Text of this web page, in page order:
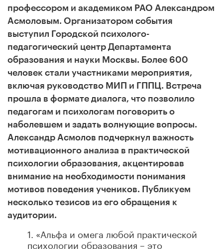
профессором и академиком РАО Александром
Асмоловым. Организатором события
выступил Городской психолого-
педагогический центр Департамента
образования и науки Москвы. Более 600
человек стали участниками мероприятия,
включая руководство МИП и ГППЦ. Встреча
прошла в формате диалога, что позволило
педагогам и психологам поговорить о
наболевшем и задать волнующие вопросы.
Александр Асмолов подчеркнул важность
мотивационного анализа в практической
психологии образования, акцентировав
внимание на необходимости понимания
мотивов поведения учеников. Публикуем
несколько тезисов из его обращения к
аудитории.
1. «Альфа и омега любой практической
психологии образования – это